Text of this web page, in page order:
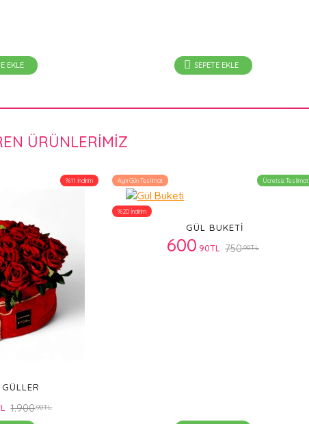
EKLE SEPETE EKLE
ÜRÜNLERIMIZ
%11 İndirim
1.900.90TL
Aynı Gün Teslimat Ücretsiz Teslimat
%20 İndirim
GÜL BUKETI
600 .90TL 750.90TL